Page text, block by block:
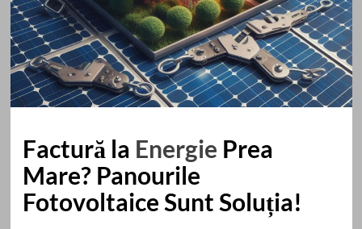
Factură la Energie Prea
Mare? Panourile
Fotovoltaice Sunt Soluția!